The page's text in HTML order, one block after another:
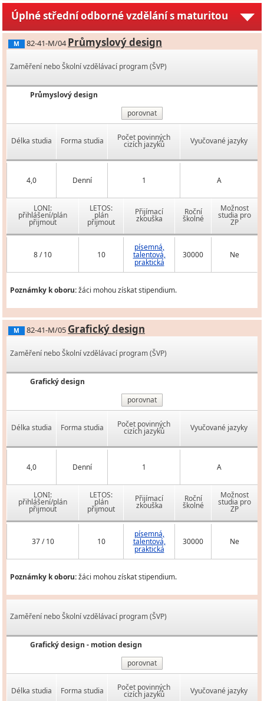
Úplné střední odborné vzdělání s maturitou
M 82-41-M/04 Průmyslový design
Zaměření nebo Školní vzdělávací program (ŠVP)
Průmyslový design
porovnat
Délka studia Forma studia Počet povinných
cizích jazyků Vyučované jazyky
4,0 Denní 1 A
LONI:
přihlášení/plán
přijmout
LETOS:
plán
přijmout
Přijímací
zkouška
Roční
školné
Možnost
studia pro
ZP
8 / 10 10
písemná,
talentová,
praktická
30000 Ne
Poznámky k oboru:žáci mohou získat stipendium.
M 82-41-M/05 Grafický design
Zaměření nebo Školní vzdělávací program (ŠVP)
Grafický design
porovnat
Délka studia Forma studia Počet povinných
cizích jazyků Vyučované jazyky
4,0 Denní 1 A
LONI:
přihlášení/plán
přijmout
LETOS:
plán
přijmout
Přijímací
zkouška
Roční
školné
Možnost
studia pro
ZP
37 / 10 10
písemná,
talentová,
praktická
30000 Ne
Poznámky k oboru:žáci mohou získat stipendium.
Zaměření nebo Školní vzdělávací program (ŠVP)
Grafický design - motion design
porovnat
Délka studia Forma studia Počet povinných
cizích jazyků Vyučované jazyky